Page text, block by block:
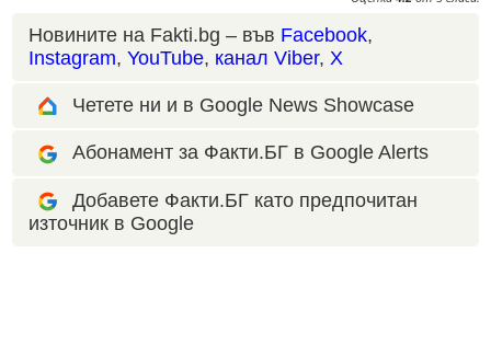
Новините на Fakti.bg – във Facebook,
Instagram, YouTube, канал Viber, X
Четете ни и в Google News Showcase
Абонамент за Факти.БГ в Google Alerts
Добавете Факти.БГ като предпочитан
източник в Google